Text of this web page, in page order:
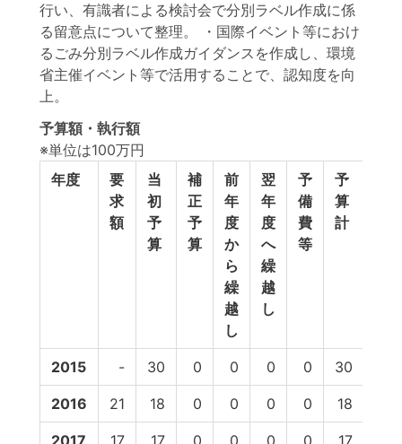
行い、有識者による検討会で分別ラベル作成に係
る留意点について整理。 ・国際イベント等におけ
るごみ分別ラベル作成ガイダンスを作成し、環境
省主催イベント等で活用することで、認知度を向
上。
予算額・執行額
※単位は100万円
年度
要
求
額
当
初
予
算
補
正
予
算
前
年
度
か
ら
繰
越
し
翌
年
度
へ
繰
越
し
予
備
費
等
予
算
計
2015 - 30 0 0 0 0 30
2016 21 18 0 0 0 0 18
2017 17 17 0 0 0 0 17